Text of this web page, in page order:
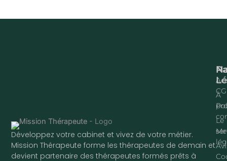
Développez votre cabinet et vivez de votre métier.
Mission Thérapeute forme les thérapeutes de demain et
devient partenaire des thérapeutes formés prêts à
À
Le